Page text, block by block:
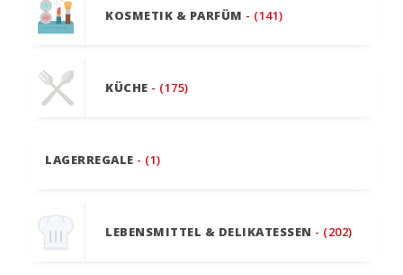
KOSMETIK & PARFÜM - (141)
KÜCHE - (175)
LAGERREGALE - (1)
LEBENSMITTEL & DELIKATESSEN - (202)